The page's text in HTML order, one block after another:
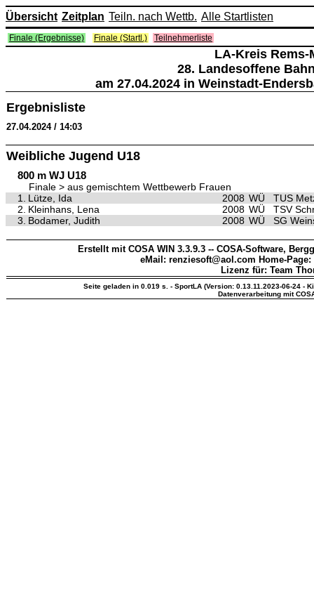
Übersicht Zeitplan Teiln. nach Wettb. Alle Startlisten
Finale (Ergebnisse) Finale (Startl.) Teilnehmerliste
LA-Kreis Rems-
28. Landesoffene
am 27.04.2024 in Weinstadt-
Ergebnisliste
27.04.2024 / 14:03
Weibliche Jugend U18
800 m WJ U18
Finale > aus gemischtem Wettbewerb Frauen
1.
Lütze, Ida 2008 WÜ
TUS
2. Kleinhans, Lena 2008 WÜ
TSV
3. Bodamer, Judith 2008 WÜ SG
Erstellt mit COSA WIN 3.3.9.3 -- COSA-Software,
eMail: renziesoft@aol.com Home-Page:
Lizenz für: Team
Seite geladen in 0.019 s. - SportLA (Version: 0.13.11.2023-06-24 -
Datenverarbeitung mit